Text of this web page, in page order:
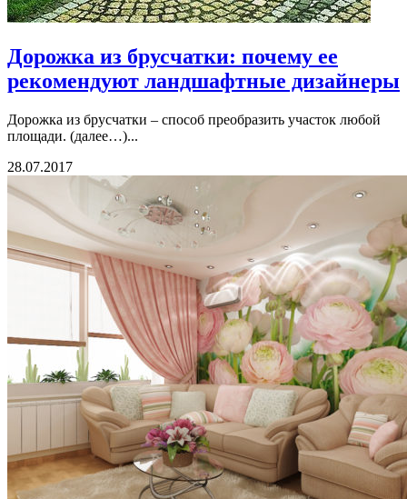
Дорожка из брусчатки: почему ее
рекомендуют ландшафтные дизайнеры
Дорожка из брусчатки – способ преобразить участок любой
площади. (далее…)...
28.07.2017